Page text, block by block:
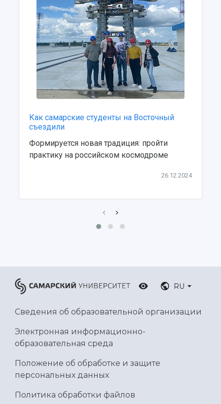
Центр истории авиационных двигателей
Ботанический сад
Умный дом бабочек
Международный межвузовский кампус
Сведения об образовательной организации
Официальные документы
Как самарские студенты на Восточный
съездили
Формируется новая традиция: пройти
практику на российском космодроме
26.12.2024
RU
Сведения об образовательной организации
Электронная информационно-
образовательная среда
Положение об обработке и защите
персональных данных
Политика обработки файлов